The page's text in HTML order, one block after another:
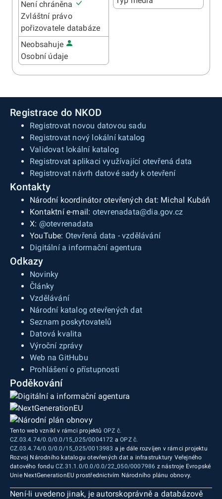
Není chráněna
Zvláštní právo
pořizovatele databáze
Neobsahuje
Osobní údaje
Registrace do NKOD
Registrovat novou datovou sadu
Registrovat nový lokální katalog
Validovat lokální katalog
Registrovat aplikaci využívající otevřená data
Registrovat návrh datové sady k otevření
Kontakty
Národní koordinátor otevřených dat: Michal Kubáň
Kontaktní e-mail: otevrenadata@dia.gov.cz
X: @otevrenadata
YouTube: Otevřená data - vzdělávání
Digitální a informační agentura
Odkazy
Novinky
Články
Vzdělávání
Národní katalog otevřených dat
Seznam poskytovatelů
Datová kvalita
Výroční zprávy
Web na GitHubu
Prohlášení o přístupnosti
Poděkování
Tento web vznikl v rámci projektů OPZ č.
CZ.03.4.74/0.0/0.0/15_025/0004172 aOPZ č.
CZ.03.4.74/0.0/0.0/15_025/0013983 a je dále rozvíjen v rámci projektu
Rozvoj Národního katalogu otevřených dat a infrastruktury Veřejného
datového fondu CZ.31.1.0/0.0/0.0/22_050/0007986 z nástroje Evropské
Unie NextGenerationEU prostřednictvím Národního plánu obnovy.
Není-li uvedeno jinak, je autorskoprávně a databázově